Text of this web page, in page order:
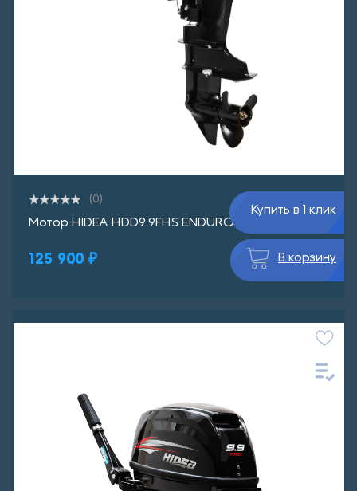
(0)
Мотор HIDEA HDD9.9FHS ENDURO
125 900 ₽
Купить в 1 клик
В корзину